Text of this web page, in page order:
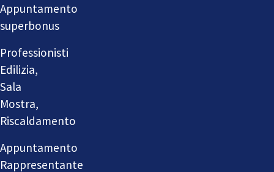
Appuntamento
superbonus
Professionisti
Edilizia,
Sala
Mostra,
Riscaldamento
Appuntamento
Rappresentante